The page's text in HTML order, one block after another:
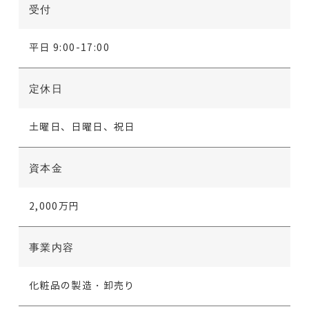
受付
平日 9:00-17:00
定休日
土曜日、日曜日、祝日
資本金
2,000万円
事業内容
化粧品の製造・卸売り